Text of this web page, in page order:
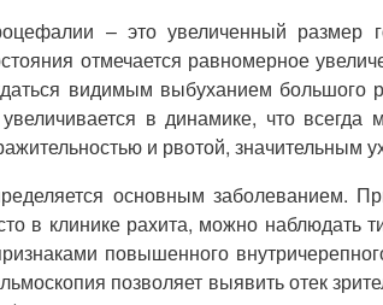
– это увеличенный размер
отмечается равномерное
видимым выбуханием большого
в динамике, что
и рвотой, значительным
основным заболеванием.
в клинике рахита, можно наблюдать
повышенного
позволяет выявить отек